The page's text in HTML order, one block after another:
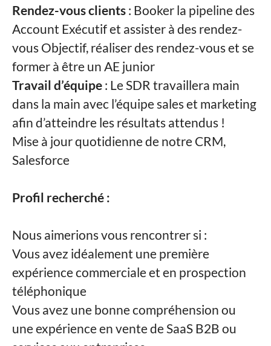
Rendez-vous clients : Booker la pipeline des
Account Exécutif et assister à des rendez-
vous Objectif, réaliser des rendez-vous et se
former à être un AE junior
Travail d’équipe : Le SDR travaillera main
dans la main avec l’équipe sales et marketing
afin d’atteindre les résultats attendus !
Mise à jour quotidienne de notre CRM,
Salesforce
Profil recherché :
Nous aimerions vous rencontrer si :
Vous avez idéalement une première
expérience commerciale et en prospection
téléphonique
Vous avez une bonne compréhension ou
une expérience en vente de SaaS B2B ou